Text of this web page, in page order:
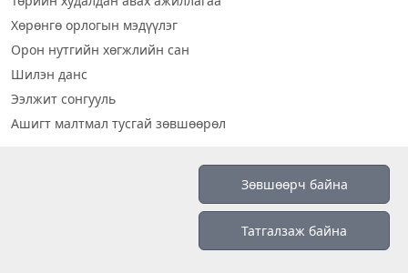
Хөрөнгө орлогын мэдүүлэг
Орон нутгийн хөгжлийн сан
Шилэн данс
Ээлжит сонгууль
Ашигт малтмал тусгай зөвшөөрөл
Зөвшөөрч байна
Татгалзаж байна